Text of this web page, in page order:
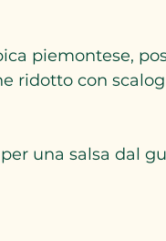
piemontese,
ridotto con
una salsa dal